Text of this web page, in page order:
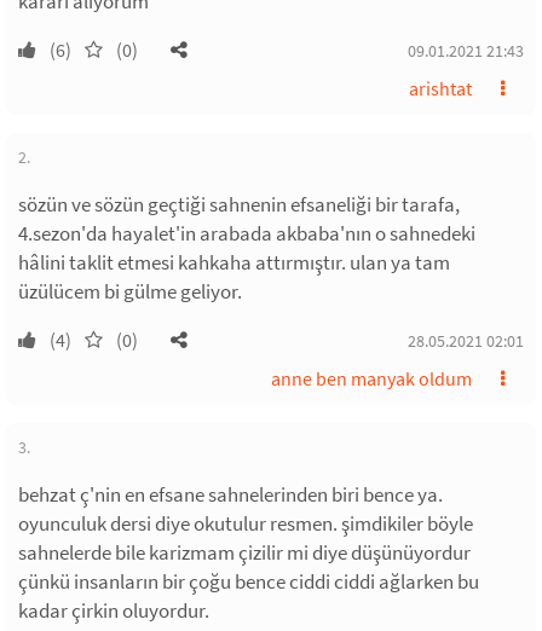
(6) (0) 09.01.2021 21:43
arishtat
2.
sözün ve sözün geçtiği sahnenin efsaneliği bir tarafa,
4.sezon'da hayalet'in arabada akbaba'nın o sahnedeki
hâlini taklit etmesi kahkaha attırmıştır. ulan ya tam
üzülücem bi gülme geliyor.
(4) (0) 28.05.2021 02:01
anne ben manyak oldum
3.
behzat ç'nin en efsane sahnelerinden biri bence ya.
oyunculuk dersi diye okutulur resmen. şimdikiler böyle
sahnelerde bile karizmam çizilir mi diye düşünüyordur
çünkü insanların bir çoğu bence ciddi ciddi ağlarken bu
kadar çirkin oluyordur.